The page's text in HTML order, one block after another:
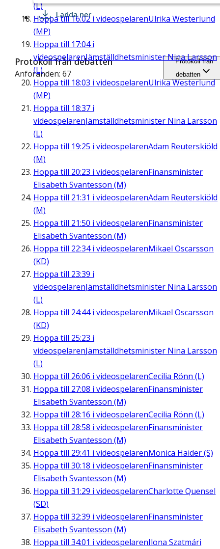
(L)
Hoppa till16:02 i videospelarenUlrika Westerlund
(MP)
Hoppa till 17:04i
videospelarenJämställdhetsminister Nina Larsson
(L)
Hoppa till 18:03 i videospelarenUlrika Westerlund
(MP)
Hoppa till 18:37 i
videospelarenJämställdhetsminister Nina Larsson
(L)
Hoppa till 19:25 i videospelarenAdam Reuterskiöld
(M)
Hoppa till 20:23 i videospelarenFinansminister
Elisabeth Svantesson (M)
Hoppa till 21:31 i videospelarenAdam Reuterskiöld
(M)
Hoppa till 21:50 i videospelarenFinansminister
Elisabeth Svantesson (M)
Hoppa till 22:34i videospelarenMikael Oscarsson
(KD)
Hoppa till 23:39 i
videospelarenJämställdhetsminister Nina Larsson
(L)
Hoppa till 24:44i videospelarenMikael Oscarsson
(KD)
Hoppa till 25:23 i
videospelarenJämställdhetsminister Nina Larsson
(L)
Hoppa till 26:06 i videospelarenCecilia Rönn (L)
Hoppa till 27:08 i videospelarenFinansminister
Elisabeth Svantesson (M)
Hoppa till 28:16 i videospelarenCecilia Rönn (L)
Hoppa till 28:58 i videospelarenFinansminister
Elisabeth Svantesson (M)
Hoppa till 29:41 i videospelarenMonica Haider (S)
Hoppa till 30:18 i videospelarenFinansminister
Elisabeth Svantesson (M)
Hoppa till 31:29 i videospelarenCharlotte Quensel
(SD)
Hoppa till 32:39 i videospelarenFinansminister
Elisabeth Svantesson (M)
Hoppa till 34:01 i videospelarenIlona Szatmári
Ladda ner
Protokoll från debatten
Anföranden: 67
Protokoll från
debatten